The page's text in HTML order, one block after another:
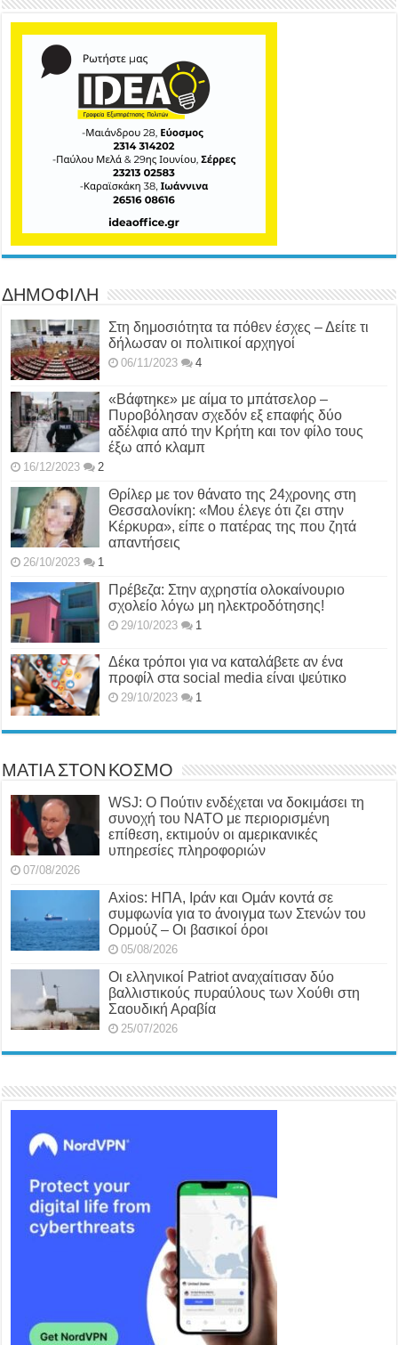
ΔΗΜΟΦΙΛΗ
Στη δημοσιότητα τα πόθεν έσχες – Δείτε τι
δήλωσαν οι πολιτικοί αρχηγοί
06/11/2023 4
«Βάφτηκε» με αίμα το μπάτσελορ –
Πυροβόλησαν σχεδόν εξ επαφής δύο
αδέλφια από την Κρήτη και τον φίλο τους
έξω από κλαμπ
16/12/2023 2
Θρίλερ με τον θάνατο της 24χρονης στη
Θεσσαλονίκη: «Μου έλεγε ότι ζει στην
Κέρκυρα», είπε ο πατέρας της που ζητά
απαντήσεις
26/10/2023 1
Πρέβεζα: Στην αχρηστία ολοκαίνουριο
σχολείο λόγω μη ηλεκτροδότησης!
29/10/2023 1
Δέκα τρόποι για να καταλάβετε αν ένα
προφίλ στα social media είναι ψεύτικο
29/10/2023 1
ΜΑΤΙΑ ΣΤΟΝ ΚΟΣΜΟ
WSJ: Ο Πούτιν ενδέχεται να δοκιμάσει τη
συνοχή του ΝΑΤΟ με περιορισμένη
επίθεση, εκτιμούν οι αμερικανικές
υπηρεσίες πληροφοριών
07/08/2026
Axios: ΗΠΑ, Ιράν και Ομάν κοντά σε
συμφωνία για το άνοιγμα των Στενών του
Ορμούζ – Οι βασικοί όροι
05/08/2026
Οι ελληνικοί Patriot αναχαίτισαν δύο
βαλλιστικούς πυραύλους των Χούθι στη
Σαουδική Αραβία
25/07/2026